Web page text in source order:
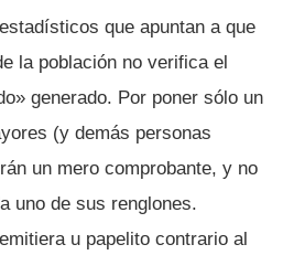
que apuntan a que
la población no verifica el
generado. Por poner sólo un
(y demás personas
un mero comprobante, y no
uno de sus renglones.
u papelito contrario al